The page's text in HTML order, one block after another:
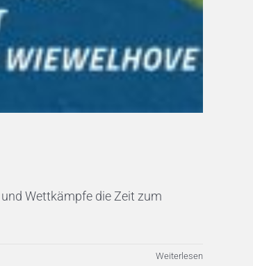
Wettkämpfe die Zeit zum
Weiterlesen